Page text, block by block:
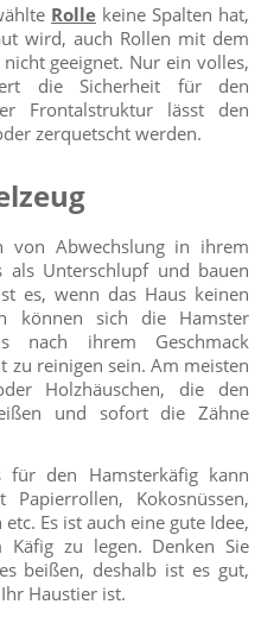
Rolle keine Spalten hat,
wird, auch Rollen mit dem
geeignet. Nur ein volles,
die Sicherheit für den
Frontalstruktur lässt den
zerquetscht werden.
von Abwechslung in ihrem
als Unterschlupf und bauen
es, wenn das Haus keinen
können sich die Hamster
nach ihrem Geschmack
zu reinigen sein. Am meisten
Holzhäuschen, die den
und sofort die Zähne
für den Hamsterkäfig kann
Kokosnüssen,
Es ist auch eine gute Idee,
Käfig zu legen. Denken Sie
beißen, deshalb ist es gut,
Haustier ist.